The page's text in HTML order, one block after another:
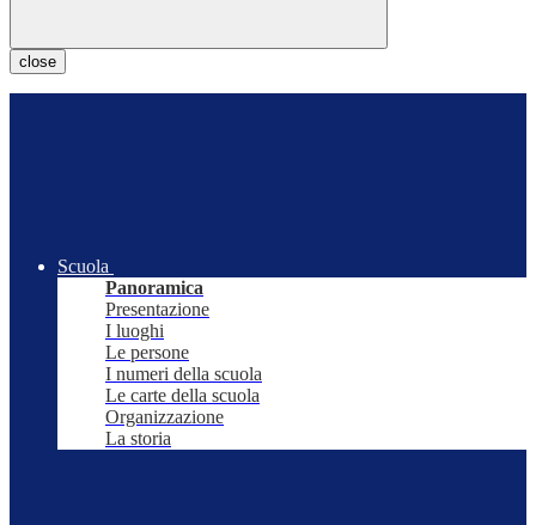
close
Scuola
Panoramica
Presentazione
I luoghi
Le persone
I numeri della scuola
Le carte della scuola
Organizzazione
La storia